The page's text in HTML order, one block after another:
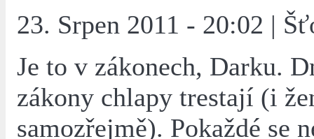
23. Srpen 2011 - 20:02 |
Je to v zákonech, Darku.
zákony chlapy trestají (i
samozřejmě). Pokaždé se